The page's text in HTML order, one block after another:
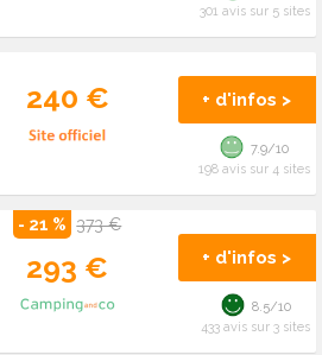
301 avis sur 5 sites
240 € + d'infos >
7.9/10
198 avis sur 4 sites
- 21 % 373 €
293 € + d'infos >
8.5/10
433 avis sur 3 sites